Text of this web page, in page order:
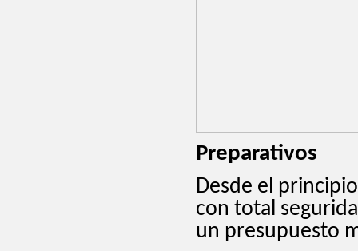
Preparativos
Desde el
con total
un presupuesto